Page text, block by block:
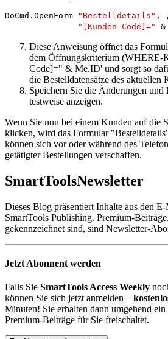
DoCmd.OpenForm "Bestelldetails" ,
"[Kunden-Code]="
Diese Anweisung öffnet das
dem Öffnungskriterium (WHERE-
Code]=" & Me.ID' und sorgt so
die Bestelldatensätze des aktuellen
Speichern Sie die Änderungen und
testweise anzeigen.
Wenn Sie nun bei einem Kunden auf die
klicken, wird das Formular
können sich vor oder während des
getätigter Bestellungen verschaffen.
SmartToolsNewsletter
Dieses Blog präsentiert Inhalte aus den
SmartTools Publishing. Premium-
gekennzeichnet sind, sind Newsletter-
Jetzt Abonnent werden
Falls Sie SmartTools Access Weekly
können Sie sich jetzt anmelden –
Minuten! Sie erhalten dann umgehend ein
Premium-Beiträge für Sie freischaltet.